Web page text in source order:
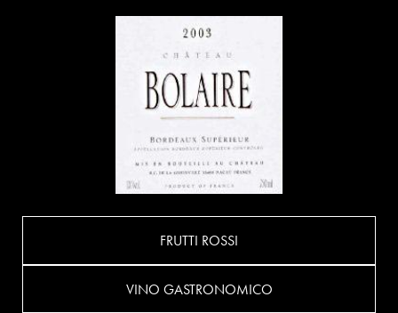
FRUTTI ROSSI
VINO GASTRONOMICO